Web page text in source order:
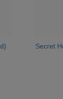
Secret